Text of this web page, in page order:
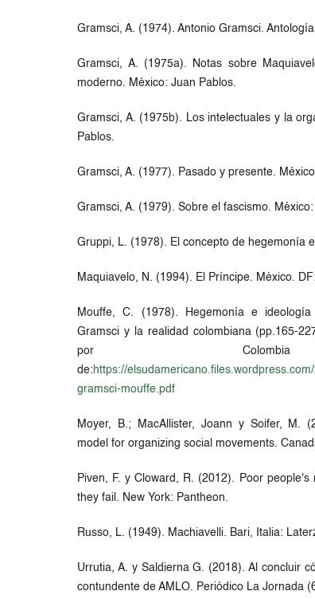
Gramsci, A. (1974). Antonio Gramsci.
Gramsci, A. (1975a). Notas sobre
moderno. México: Juan Pablos.
Gramsci, A. (1975b). Los intelectuales y la
Pablos.
Gramsci, A. (1977). Pasado y presente.
Gramsci, A. (1979). Sobre el fascismo. México:
Gruppi, L. (1978). El concepto de hegemonía
Maquiavelo, N. (1994). El Príncipe. México.
Mouffe, C. (1978). Hegemonía e
Gramsci y la realidad colombiana (pp.165-
por Colombia
de: https://
gramsci-mouffe.pdf
Moyer, B.; MacAllister, Joann y Soifer, M.
model for organizing social movements.
Piven, F. y Cloward, R. (2012). Poor
they fail. New York: Pantheon.
Russo, L. (1949). Machiavelli. Bari, Italia:
Urrutia, A. y Saldierna G. (2018). Al concluir
contundente de AMLO. Periódico La Jornada